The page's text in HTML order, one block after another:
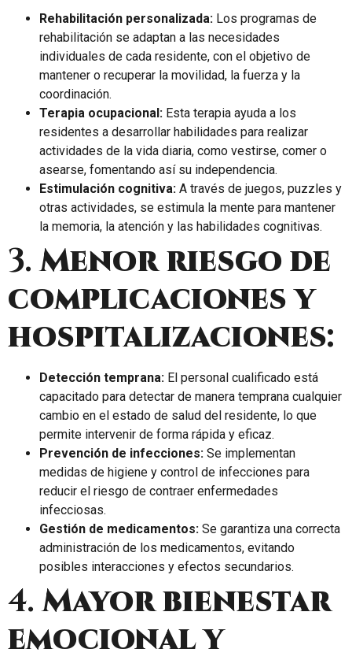
Rehabilitación personalizada: Los programas de
rehabilitación se adaptan a las necesidades
individuales de cada residente, con el objetivo de
mantener o recuperar la movilidad, la fuerza y la
coordinación.
Terapia ocupacional: Esta terapia ayuda a los
residentes a desarrollar habilidades para realizar
actividades de la vida diaria, como vestirse, comer o
asearse, fomentando así su independencia.
Estimulación cognitiva: A través de juegos, puzzles y
otras actividades, se estimula la mente para mantener
la memoria, la atención y las habilidades cognitivas.
3.Menor riesgo de
complicaciones y
hospitalizaciones:
Detección temprana: El personal cualificado está
capacitado para detectar de manera temprana cualquier
cambio en el estado de salud del residente, lo que
permite intervenir de forma rápida y eficaz.
Prevención de infecciones: Se implementan
medidas de higiene y control de infecciones para
reducir el riesgo de contraer enfermedades
infecciosas.
Gestión de medicamentos: Se garantiza una correcta
administración de los medicamentos, evitando
posibles interacciones y efectos secundarios.
4.Mayor bienestar
emocional y